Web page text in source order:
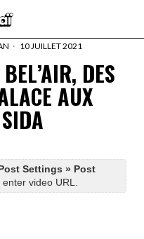
10 JUILLET 2021
DES
AUX
Settings » Post
video URL.